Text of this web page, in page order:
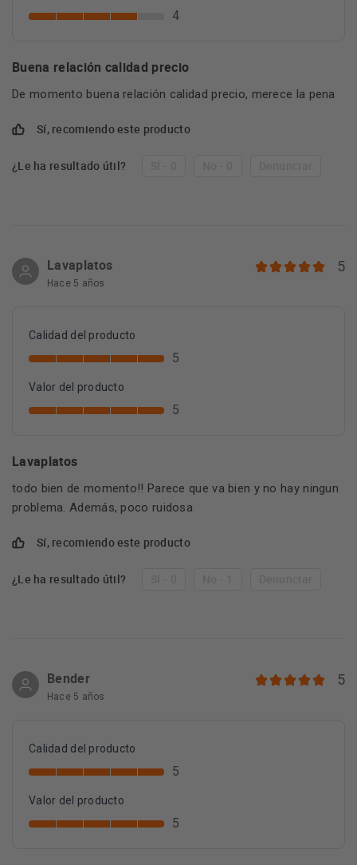
4
Buena relación calidad precio
De momento buena relación calidad precio, merece la pena
Sí, recomiendo este producto
¿Le ha resultado útil?
Lavaplatos
Hace 5 años
5
Calidad del producto
5
Valor del producto
5
Lavaplatos
todo bien de momento!! Parece que va bien y no hay ningun
problema. Además, poco ruidosa
Sí, recomiendo este producto
¿Le ha resultado útil?
Bender
Hace 5 años
5
Calidad del producto
5
Valor del producto
5